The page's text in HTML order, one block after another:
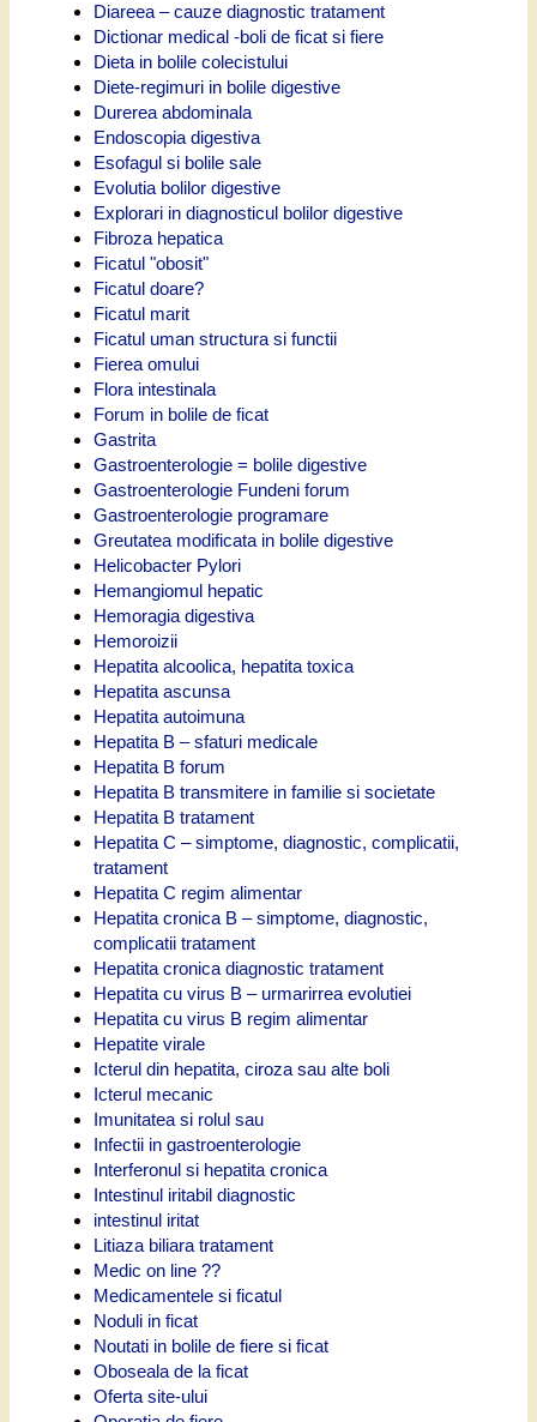
Diareea – cauze diagnostic tratament
Dictionar medical -boli de ficat si fiere
Dieta in bolile colecistului
Diete-regimuri in bolile digestive
Durerea abdominala
Endoscopia digestiva
Esofagul si bolile sale
Evolutia bolilor digestive
Explorari in diagnosticul bolilor digestive
Fibroza hepatica
Ficatul "obosit"
Ficatul doare?
Ficatul marit
Ficatul uman structura si functii
Fierea omului
Flora intestinala
Forum in bolile de ficat
Gastrita
Gastroenterologie = bolile digestive
Gastroenterologie Fundeni forum
Gastroenterologie programare
Greutatea modificata in bolile digestive
Helicobacter Pylori
Hemangiomul hepatic
Hemoragia digestiva
Hemoroizii
Hepatita alcoolica, hepatita toxica
Hepatita ascunsa
Hepatita autoimuna
Hepatita B – sfaturi medicale
Hepatita B forum
Hepatita B transmitere in familie si societate
Hepatita B tratament
Hepatita C – simptome, diagnostic, complicatii,
tratament
Hepatita C regim alimentar
Hepatita cronica B – simptome, diagnostic,
complicatii tratament
Hepatita cronica diagnostic tratament
Hepatita cu virus B – urmarirrea evolutiei
Hepatita cu virus B regim alimentar
Hepatite virale
Icterul din hepatita, ciroza sau alte boli
Icterul mecanic
Imunitatea si rolul sau
Infectii in gastroenterologie
Interferonul si hepatita cronica
Intestinul iritabil diagnostic
intestinul iritat
Litiaza biliara tratament
Medic on line ??
Medicamentele si ficatul
Noduli in ficat
Noutati in bolile de fiere si ficat
Oboseala de la ficat
Oferta site-ului